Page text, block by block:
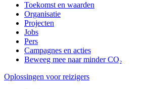
Toekomst en waarden
Organisatie
Projecten
Jobs
Pers
Campagnes en acties
Beweeg mee naar minder CO₂
Oplossingen voor reizigers